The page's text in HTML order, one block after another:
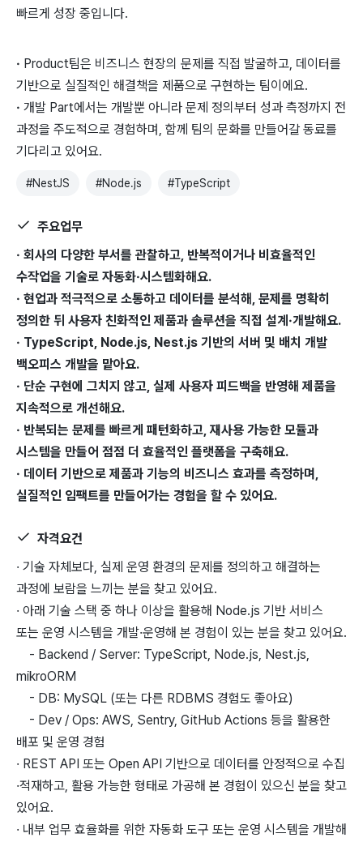
빠르게 성장 중입니다.
· Product팀은 비즈니스 현장의 문제를 직접 발굴하고, 데이터를
기반으로 실질적인 해결책을 제품으로 구현하는 팀이에요.
· 개발 Part에서는 개발뿐 아니라 문제 정의부터 성과 측정까지 전
과정을 주도적으로 경험하며, 함께 팀의 문화를 만들어갈 동료를
기다리고 있어요.
#NestJS #Node.js #TypeScript
주요업무
· 회사의 다양한 부서를 관찰하고, 반복적이거나 비효율적인
수작업을 기술로 자동화·시스템화해요.
· 현업과 적극적으로 소통하고 데이터를 분석해, 문제를 명확히
정의한 뒤 사용자 친화적인 제품과 솔루션을 직접 설계·개발해요.
· TypeScript, Node.js, Nest.js 기반의 서버 및 배치 개발
백오피스 개발을 맡아요.
· 단순 구현에 그치지 않고, 실제 사용자 피드백을 반영해 제품을
지속적으로 개선해요.
· 반복되는 문제를 빠르게 패턴화하고, 재사용 가능한 모듈과
시스템을 만들어 점점 더 효율적인 플랫폼을 구축해요.
· 데이터 기반으로 제품과 기능의 비즈니스 효과를 측정하며,
실질적인 임팩트를 만들어가는 경험을 할 수 있어요.
자격요건
· 기술 자체보다, 실제 운영 환경의 문제를 정의하고 해결하는
과정에 보람을 느끼는 분을 찾고 있어요.
· 아래 기술 스택 중 하나 이상을 활용해 Node.js 기반 서비스
또는 운영 시스템을 개발·운영해 본 경험이 있는 분을 찾고 있어요.
- Backend / Server: TypeScript, Node.js, Nest.js,
mikroORM
- DB: MySQL (또는 다른 RDBMS 경험도 좋아요)
- Dev / Ops: AWS, Sentry, GitHub Actions 등을 활용한
배포 및 운영 경험
· REST API 또는 Open API 기반으로 데이터를 안정적으로 수집
·적재하고, 활용 가능한 형태로 가공해 본 경험이 있으신 분을 찾고
있어요.
· 내부 업무 효율화를 위한 자동화 도구 또는 운영 시스템을 개발해